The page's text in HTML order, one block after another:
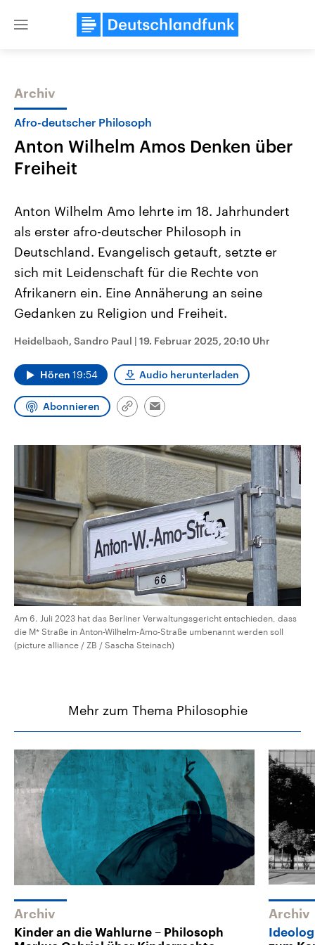
Close
Themen
Landtagswahl Sachsen-Anhalt
2026
Alle Informationen
Sachsen-Anhalt wählt am 6.
September 2026 einen neuen
Landtag. Seit 2021 wird das
Bundesland von einer Koalition aus
CDU, SPD und FDP regiert.-
Umfragen, Prognosen,
Wahlprogramme, aktuelle Berichte
und Kandidaten der anstehenden
Wahl.
Aktuelle Beiträge,
Hintergründe
Wirtschaftlich und
gehören die Vereinigten
den mächtigsten Ländern
mit großem Einfluss auf
Archiv
Afro-deutscher Philosoph
Anton Wilhelm Amos Denken über
Freiheit
Anton Wilhelm Amo lehrte im 18. Jahrhundert
als erster afro-deutscher Philosoph in
Deutschland. Evangelisch getauft, setzte er
sich mit Leidenschaft für die Rechte von
Afrikanern ein. Eine Annäherung an seine
Gedanken zu Religion und Freiheit.
Heidelbach, Sandro Paul | 19. Februar 2025, 20:10 Uhr
Hören 19:54 Audio herunterladen
Abonnieren
Link
Email
Am 6. Juli 2023 hat das Berliner Verwaltungsgericht entschieden, dass
die M* Straße in Anton-Wilhelm-Amo-Straße umbenannt werden soll
(picture alliance / ZB / Sascha Steinach)
Mehr zum Thema Philosophie
Archiv
Kinder an die Wahlurne – Philosoph
Archiv